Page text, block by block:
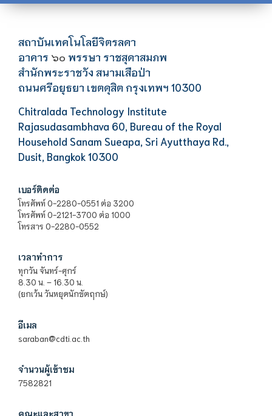
สถาบันเทคโนโลยีจิตรลดา
อาคาร ๖๐ พรรษา ราชสุดาสมภพ
สำนักพระราชวัง สนามเสือป่า
ถนนศรีอยุธยา เขตดุสิต กรุงเทพฯ 10300
Chitralada Technology Institute
Rajasudasambhava 60, Bureau of the Royal
Household Sanam Sueapa, Sri Ayutthaya Rd.,
Dusit, Bangkok 10300
เบอร์ติดต่อ
โทรศัพท์ 0-2280-0551 ต่อ 3200
โทรศัพท์ 0-2121-3700 ต่อ 1000
โทรสาร 0-2280-0552
เวลาทำการ
ทุกวัน จันทร์-ศุกร์
8.30 น. – 16.30 น.
(ยกเว้น วันหยุดนักขัตฤกษ์)
อีเมล
saraban@cdti.ac.th
จำนวนผู้เข้าชม
7582821